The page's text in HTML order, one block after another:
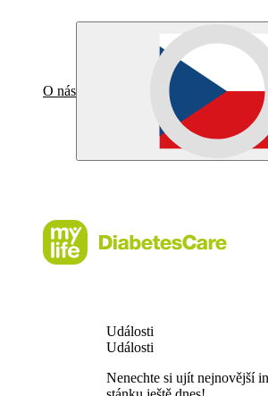
O nás
Události
Události
Nenechte si ujít nejnovější